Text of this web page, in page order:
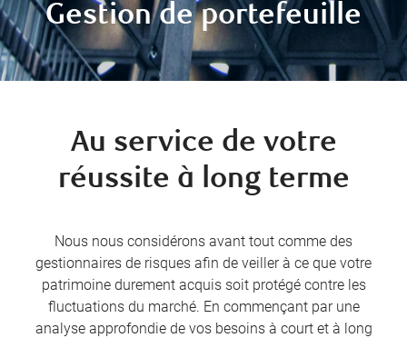
Gestion de portefeuille
Au service de votre
réussite à long terme
Nous nous considérons avant tout comme des
gestionnaires de risques afin de veiller à ce que votre
patrimoine durement acquis soit protégé contre les
fluctuations du marché. En commençant par une
analyse approfondie de vos besoins à court et à long